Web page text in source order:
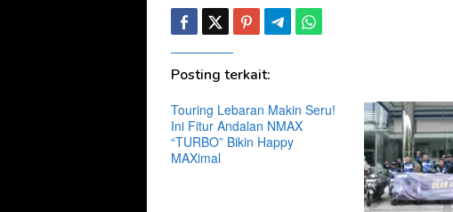
Posting terkait:
Touring Lebaran Makin Seru!
Ini Fitur Andalan NMAX
“TURBO” Bikin Happy
MAXimal